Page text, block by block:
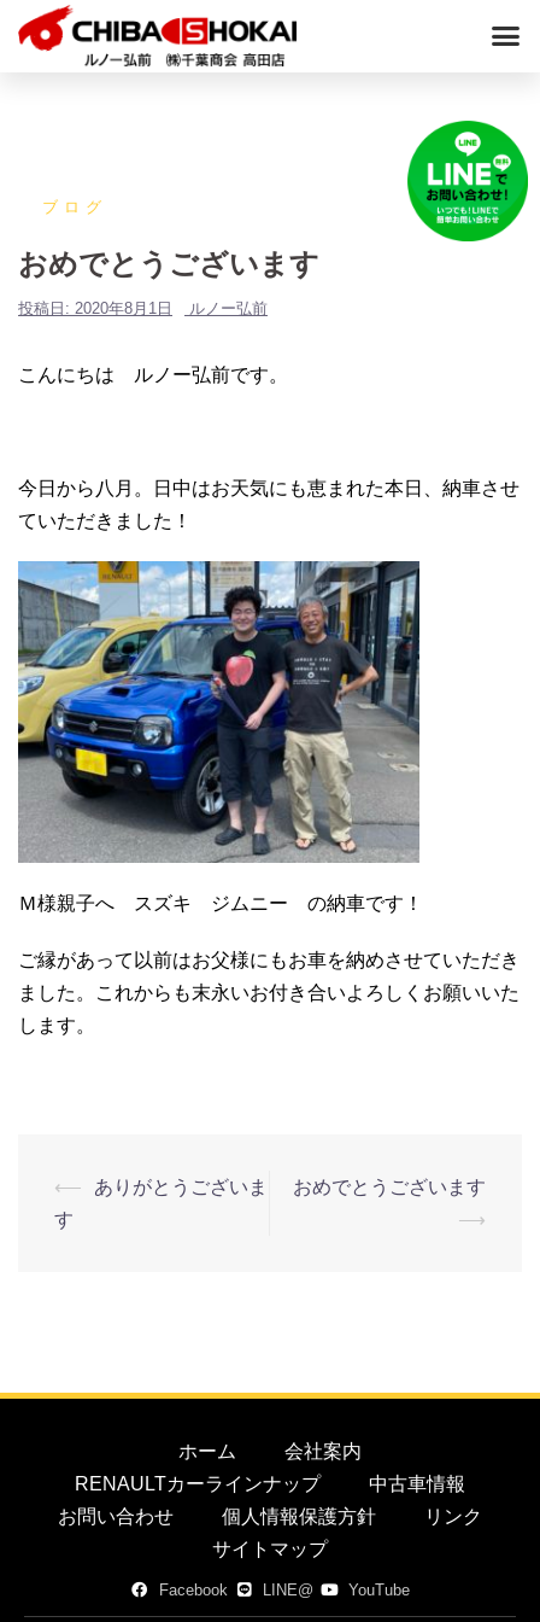
ブログ
おめでとうございます
投稿日: 2020年8月1日 ルノー弘前
こんにちは ルノー弘前です。
今日から八月。日中はお天気にも恵まれた本日、納車させ
ていただきました！
Ｍ様親子へ スズキ ジムニー の納車です！
ご縁があって以前はお父様にもお車を納めさせていただき
ました。これからも末永いお付き合いよろしくお願いいた
します。
⟵
ありがとうございま
す
おめでとうございます
⟶
ホーム
会社案内
RENAULTカーラインナップ
中古車情報
お問い合わせ
個人情報保護方針
リンク
サイトマップ
Facebook LINE@ YouTube